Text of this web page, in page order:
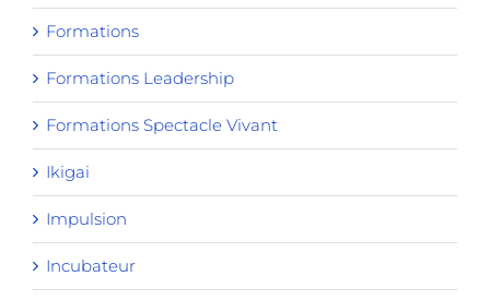
Formations
Formations Leadership
Formations Spectacle Vivant
Ikigai
Impulsion
Incubateur